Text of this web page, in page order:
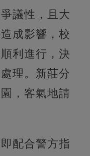
議性，且大
成影響，校
利進行，決
理。新莊分
，客氣地請
配合警方指